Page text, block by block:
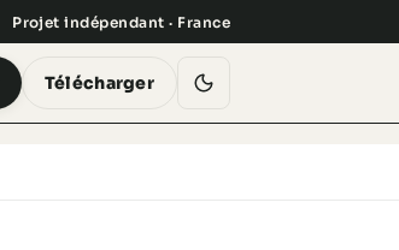
Projet indépendant · France
Télécharger